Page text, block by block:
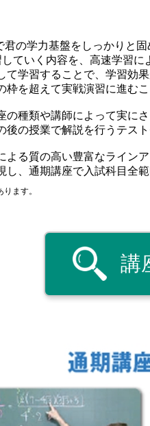
の学力基盤をしっかりと
ていく内容を、高速学習
て学習することで、学習効
枠を超えて実戦演習に進むこ
の種類や講師によって実に
後の授業で解説を行うテス
よる質の高い豊富なライン
し、通期講座で入試科目全
ます。
講